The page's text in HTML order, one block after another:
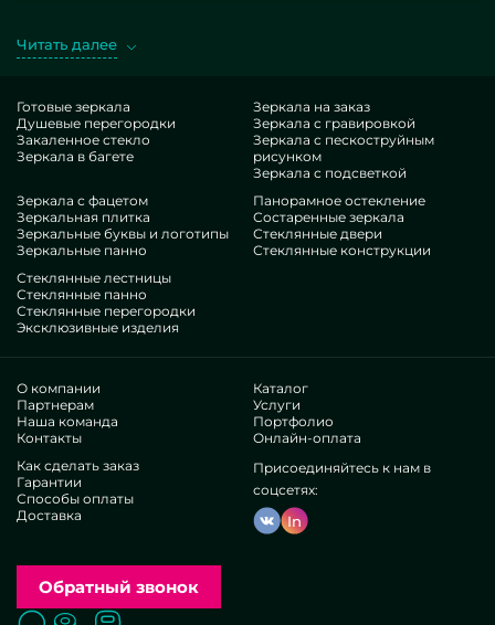
спецзаказу. Хороший эталон — Зеркало трельяж настольное.
конкретно полагаете, что это изумительный подбор, с
экономной котировкой, не уступающий типовым
заменителям. Если вы желаете украсить свои офисы,
присовокупить им эстетики, специфики, без сомнения
предпочтите наши варианты, от настольных зеркал
трельяжей и до разноплановых деталей.
Заслуги нашей организации
В нашем распоряжении — мастера исключительно
отличающихся специальностей. У всех ценные стаж, что
устроит даже взыскательных клиентов. Непрестанно
трудятся над развитием инженерных уровней, анализируют,
как вести в сложных ситуациях. Сделают и инсталлируют
Зеркало трельяж настольное целиком.
Добились авторитет у различных востребованных
компаний и индивидуальных потребителей. Обилие
великолепных оценок —проверьте независимо.
Оперируем без дистрибьюторов, это дозволяет
рационализировать внутренние процедуры, готовить
все легче, ослабить траты. Потому воплощения и
могут быть такими высококачественными и
демократичными. Независимое исполнение позволяет
предлагать нестандартные проекты, выполнять любые
Читать далее
Готовые зеркала
Душевые перегородки
Закаленное стекло
Зеркала в багете
Зеркала на заказ
Зеркала с гравировкой
Зеркала с пескоструйным
рисунком
Зеркала с подсветкой
Зеркала с фацетом
Зеркальная плитка
Зеркальные буквы и логотипы
Зеркальные панно
Панорамное остекление
Состаренные зеркала
Стеклянные двери
Стеклянные конструкции
Стеклянные лестницы
Стеклянные панно
Стеклянные перегородки
Эксклюзивные изделия
О компании
Партнерам
Наша команда
Контакты
Каталог
Услуги
Портфолио
Онлайн-оплата
Как сделать заказ
Гарантии
Способы оплаты
Доставка
Присоединяйтесь к нам в
соцсетях:
In
Обратный звонок